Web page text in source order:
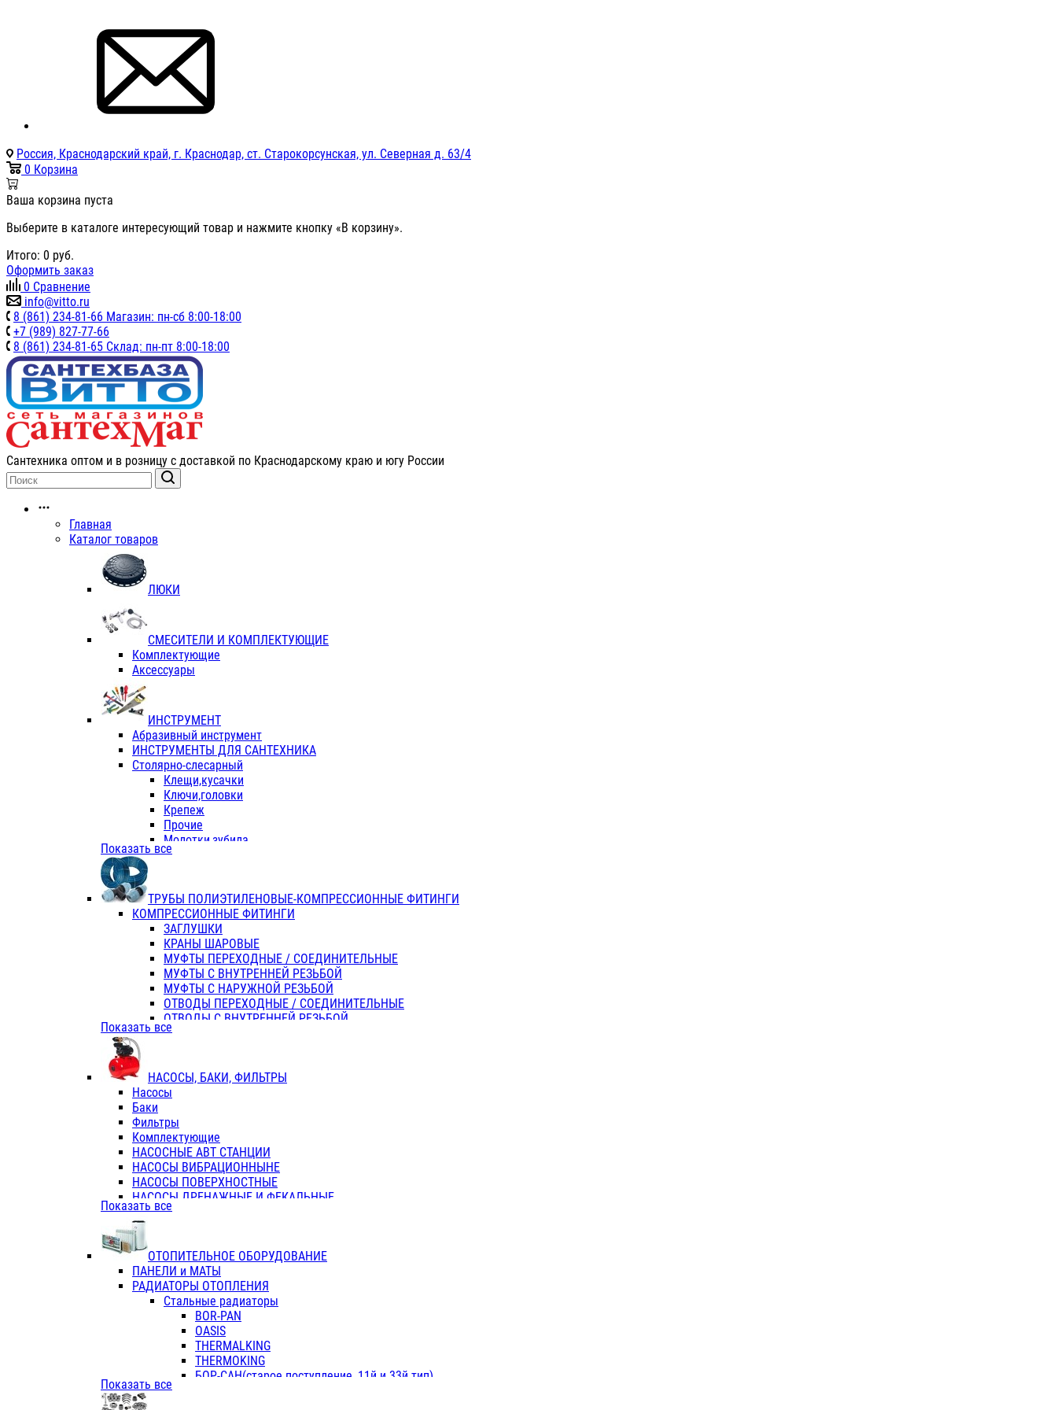
Россия, Краснодарский край, г. Краснодар, ст. Старокорсунская, ул. Северная д. 63/4
0 Корзина
Ваша корзина пуста
Выберите в каталоге интересующий товар и нажмите кнопку «В корзину».
Итого: 0 руб.
Оформить заказ
0 Сравнение
info@vitto.ru
8 (861) 234-81-66 Магазин: пн-сб 8:00-18:00
+7 (989) 827-77-66
8 (861) 234-81-65 Склад: пн-пт 8:00-18:00
Сантехника оптом и в розницу с доставкой по Краснодарскому краю и югу России
Главная
Каталог товаров
ЛЮКИ
СМЕСИТЕЛИ И КОМПЛЕКТУЮЩИЕ
Комплектующие
Аксессуары
ИНСТРУМЕНТ
Абразивный инструмент
ИНСТРУМЕНТЫ ДЛЯ САНТЕХНИКА
Столярно-слесарный
Клещи,кусачки
Ключи,головки
Крепеж
Прочие
Молотки,зубила
Пассатижи,тонкогубцы,утконосы
Отвертки
Хоз. инвентарь
ЭЛ. ИНСТРУМЕНТ OASIS
Показать все
ТРУБЫ ПОЛИЭТИЛЕНОВЫЕ-КОМПРЕССИОННЫЕ ФИТИНГИ
КОМПРЕССИОННЫЕ ФИТИНГИ
ЗАГЛУШКИ
КРАНЫ ШАРОВЫЕ
МУФТЫ ПЕРЕХОДНЫЕ / СОЕДИНИТЕЛЬНЫЕ
МУФТЫ С ВНУТРЕННЕЙ РЕЗЬБОЙ
МУФТЫ С НАРУЖНОЙ РЕЗЬБОЙ
ОТВОДЫ ПЕРЕХОДНЫЕ / СОЕДИНИТЕЛЬНЫЕ
ОТВОДЫ С ВНУТРЕННЕЙ РЕЗЬБОЙ
ОТВОДЫ С НАРУЖНОЙ РЕЗЬБОЙ
ТРОЙНИКИ ПЕРЕХОДНЫЕ / СОЕДИНИТЕЛЬНЫЕ
ТРОЙНИКИ С ВНУТРЕННЕЙ РЕЗЬБОЙ
КОЛЬЦА РЕЗИНОВЫЕ
ТРУБЫ НАПОРНЫЕ
ТРУБЫ ГОФРИРОВАННЫЕ ДВУХСЛ.
ТРУБЫ ПОЛИЭТИЛЕНОВЫЕ
Показать все
НАСОСЫ, БАКИ, ФИЛЬТРЫ
Насосы
Баки
Фильтры
Комплектующие
НАСОСНЫЕ АВТ СТАНЦИИ
НАСОСЫ ВИБРАЦИОННЫНЕ
НАСОСЫ ПОВЕРХНОСТНЫЕ
НАСОСЫ ДРЕНАЖНЫЕ И ФЕКАЛЬНЫЕ
НАСОСЫ ПОВЫСИТ и ЦИРКУЛЯЦИОННЫЕ
НАСОСЫ СКВАЖИННЫЕ
Показать все
ОТОПИТЕЛЬНОЕ ОБОРУДОВАНИЕ
ПАНЕЛИ и МАТЫ
РАДИАТОРЫ ОТОПЛЕНИЯ
Стальные радиаторы
BOR-PAN
OASIS
THERMALKING
THERMOKING
БОР-САН(старое поступление, 11й и 33й тип)
Показать все